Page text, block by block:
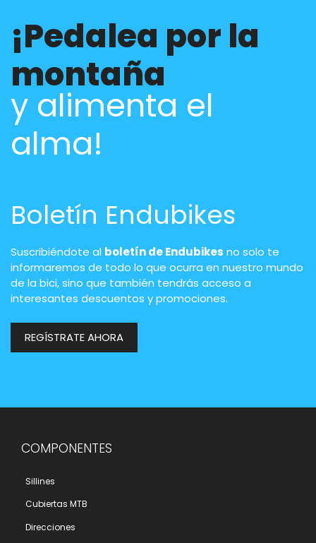
¡Pedalea por la
montaña
y alimenta el
alma!
Boletín Endubikes
Suscribiéndote al boletín de Endubikes no solo te
informaremos de todo lo que ocurra en nuestro mundo
de la bici, sino que también tendrás acceso a
interesantes descuentos y promociones.
REGÍSTRATE AHORA
COMPONENTES
Sillines
Cubiertas MTB
Direcciones